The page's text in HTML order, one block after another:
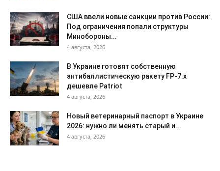
США ввели новые санкции против России:
Под ограничения попали структуры
Минобороны...
4 августа, 2026
В Украине готовят собственную
антибаллистическую ракету FP-7.x
дешевле Patriot
4 августа, 2026
Новый ветеринарный паспорт в Украине
2026: нужно ли менять старый и...
4 августа, 2026